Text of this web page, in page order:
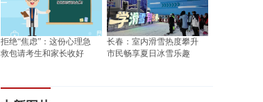
拒绝“焦虑”：这份心理急
救包请考生和家长收好
长春：室内滑雪热度攀升
市民畅享夏日冰雪乐趣